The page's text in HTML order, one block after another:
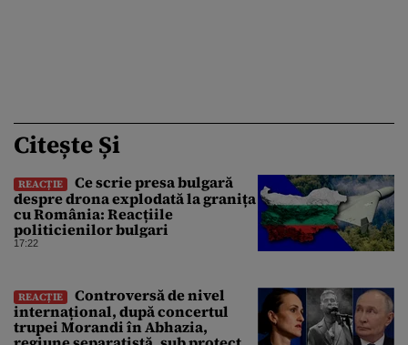
Citește Și
REACȚIE
Ce scrie presa bulgară
despre drona explodată la granița
cu România: Reacțiile
politicienilor bulgari
17:22
REACȚIE
Controversă de nivel
internațional, după concertul
trupei Morandi în Abhazia,